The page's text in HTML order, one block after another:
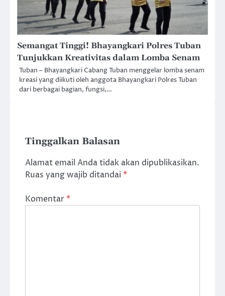
Semangat Tinggi! Bhayangkari Polres Tuban
Tunjukkan Kreativitas dalam Lomba Senam
Tuban – Bhayangkari Cabang Tuban menggelar lomba senam
kreasi yang diikuti oleh anggota Bhayangkari Polres Tuban
dari berbagai bagian, fungsi,…
Tinggalkan Balasan
Alamat email Anda tidak akan dipublikasikan.
Ruas yang wajib ditandai *
Komentar*